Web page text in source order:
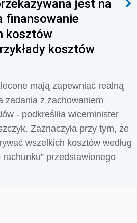
jest na
finansowanie
kosztów
kosztów
mają zapewniać realną
zadania z zachowaniem
- podkreśliła wiceminister
Zaznaczyła przy tym, że
wszelkich kosztów według
przedstawionego